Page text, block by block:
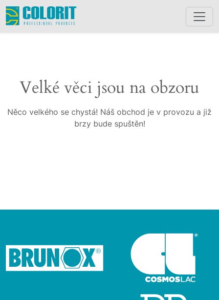
Velké věci jsou na obzoru
Něco velkého se chystá! Náš obchod je v provozu a již
brzy bude spuštěn!